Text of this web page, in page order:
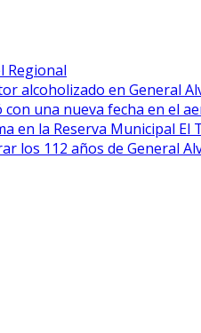
Regional
alcoholizado en General
una nueva fecha en el
en la Reserva Municipal El
los 112 años de General